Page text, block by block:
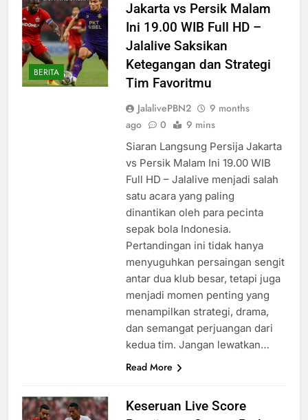
BERITA
Jakarta vs Persik Malam
Ini 19.00 WIB Full HD –
Jalalive Saksikan
Ketegangan dan Strategi
Tim Favoritmu
JalalivePBN2
9 months
ago
0 9 mins
Siaran Langsung Persija Jakarta
vs Persik Malam Ini 19.00 WIB
Full HD – Jalalive menjadi salah
satu acara yang paling
dinantikan oleh para pecinta
sepak bola Indonesia.
Pertandingan ini tidak hanya
menyuguhkan persaingan sengit
antar dua klub besar, tetapi juga
menjadi momen penting yang
menampilkan strategi, drama,
dan semangat perjuangan dari
kedua tim. Jangan lewatkan…
Read More
Keseruan Live Score